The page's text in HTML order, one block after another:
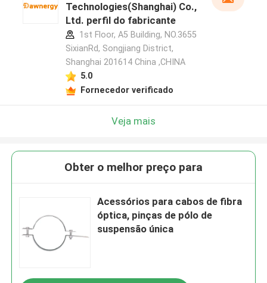
Technologies(Shanghai) Co.,
Ltd. perfil do fabricante
1st Floor, A5 Building, NO.3655
SixianRd, Songjiang District,
Shanghai 201614 China ,CHINA
5.0
Fornecedor verificado
Veja mais
Obter o melhor preço para
Acessórios para cabos de fibra
óptica, pinças de pólo de
suspensão única